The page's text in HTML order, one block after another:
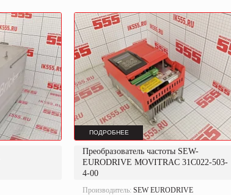
ПОДРОБНЕЕ
Преобразователь частоты SEW-
EURODRIVE MOVITRAC 31C022-503-
4-00
Производитель: SEW EURODRIVE